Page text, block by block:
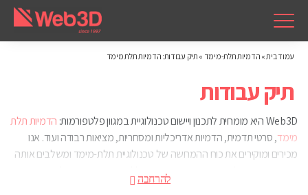
עמוד בית» הדמיות תלת-מימד » תיק עבודות: הדמיות תלת מימד
תיק עבודות
Web3D היא מומחית לתכנון ויישום טכנולוגיית במגוון פלטפורמות:
הדמיות תלת
מימד, סרטי תדמית, הדמיות אדריכליות ומסחריות, מציאות רבודה ועוד. אנו
מכירים ומוקירים את כוח ההמחשה של טכנולוגיית תלת-מימד ומשלבים אותה
בקשת רחבה של פרויקטים שאנו מבצעים ללקוחותינו. הניסיון שלנו בתחום,
המחויבות שלנו לקדמה, והשאיפה ליישום מושלם של פרויקטים מורכבים – כל